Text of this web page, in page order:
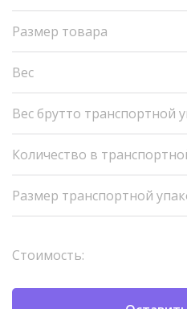
Размер товара
Вес
Вес брутто транспортной
Количество в
Размер транспортной
Стоимость: